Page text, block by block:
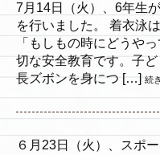
7月14日（火）、6年生
を行いました。 着衣泳
「もしもの時にどうや
切な安全教育です。子
長ズボンを身につ […] 続
６月23日（火）、スポ